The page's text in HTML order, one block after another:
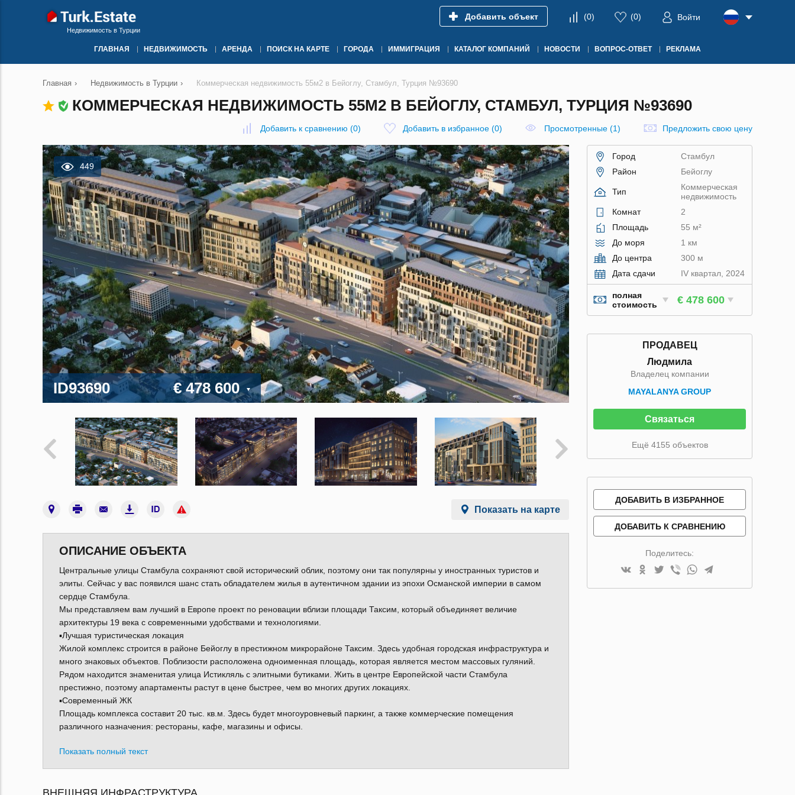
Недвижимость в Турции
Добавить объект (0) (0) Войти
ГЛАВНАЯ НЕДВИЖИМОСТЬ АРЕНДА ПОИСК НА КАРТЕ ГОРОДА ИММИГРАЦИЯ КАТАЛОГ КОМПАНИЙ НОВОСТИ ВОПРОС-ОТВЕТ РЕКЛАМА
Главная › Недвижимость в Турции › Коммерческая недвижимость 55м2 в Бейоглу, Стамбул, Турция №93690
КОММЕРЧЕСКАЯ НЕДВИЖИМОСТЬ 55М2 В БЕЙОГЛУ, СТАМБУЛ, ТУРЦИЯ №93690
Добавить к сравнению (0) Добавить в избранное (0) Просмотренные (1) Предложить свою цену
449
ID93690 € 478 600
Показать на карте
ОПИСАНИЕ ОБЪЕКТА
Центральные улицы Стамбула сохраняют свой исторический облик, поэтому они так популярны у иностранных туристов и
элиты. Сейчас у вас появился шанс стать обладателем жилья в аутентичном здании из эпохи Османской империи в самом
сердце Стамбула.
Мы представляем вам лучший в Европе проект по реновации вблизи площади Таксим, который объединяет величие
архитектуры 19 века с современными удобствами и технологиями.
▪️Лучшая туристическая локация
Жилой комплекс строится в районе Бейоглу в престижном микрорайоне Таксим. Здесь удобная городская инфраструктура и
много знаковых объектов. Поблизости расположена одноименная площадь, которая является местом массовых гуляний.
Рядом находится знаменитая улица Истикляль с элитными бутиками. Жить в центре Европейской части Стамбула
престижно, поэтому апартаменты растут в цене быстрее, чем во многих других локациях.
▪️Современный ЖК
Площадь комплекса составит 20 тыс. кв.м. Здесь будет многоуровневый паркинг, а также коммерческие помещения
различного назначения: рестораны, кафе, магазины и офисы.
Показать полный текст
ВНЕШНЯЯ ИНФРАСТРУКТУРА
Город
Стамбул
Район
Бейоглу
Тип
Коммерческая
недвижимость
Комнат
2
Площадь
55 м²
До моря
1 км
До центра
300 м
Дата сдачи
IV квартал, 2024
полная
стоимость
€ 478 600
ПРОДАВЕЦ
Людмила
Владелец компании
MAYALANYA GROUP
Связаться
Ещё 4155 объектов
ДОБАВИТЬ В ИЗБРАННОЕ
ДОБАВИТЬ К СРАВНЕНИЮ
Поделитесь: